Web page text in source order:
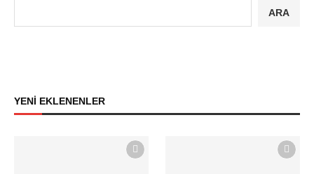
ARA
YENİ EKLENENLER